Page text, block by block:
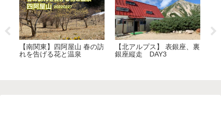
【南関東】四阿屋山 春の訪
れを告げる花と温泉
【北アルプス】 表銀座、裏
銀座縦走 DAY3